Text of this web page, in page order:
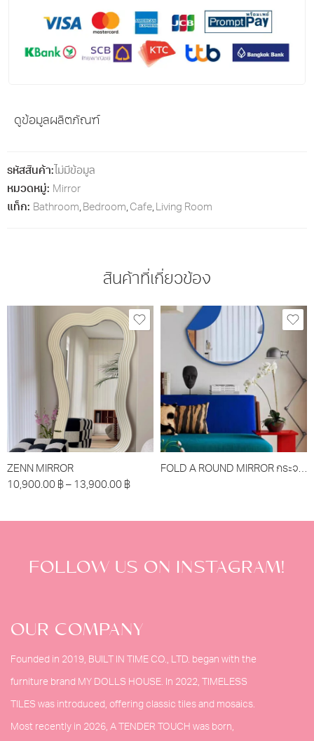
ดูข้อมูลผลิตภัณฑ์
รหัสสินค้า: ไม่มีข้อมูล
หมวดหมู่: Mirror
แท็ก: Bathroom, Bedroom, Cafe, Living Room
สินค้าที่เกี่ยวข้อง
ZENN MIRROR
10,900.00 ฿ – 13,900.00 ฿
FOLD A ROUND MIRROR กระจกรุ่นโฟล์วอะราว
FOLLOW US ON INSTAGRAM!
OUR COMPANY
Founded in 2019, BUILT IN TIME CO., LTD. began with the
furniture brand MY DOLLS HOUSE. In 2022, TIMELESS
TILES was introduced, offering classic tiles and mosaics.
Most recently in 2026, A TENDER TOUCH was born,